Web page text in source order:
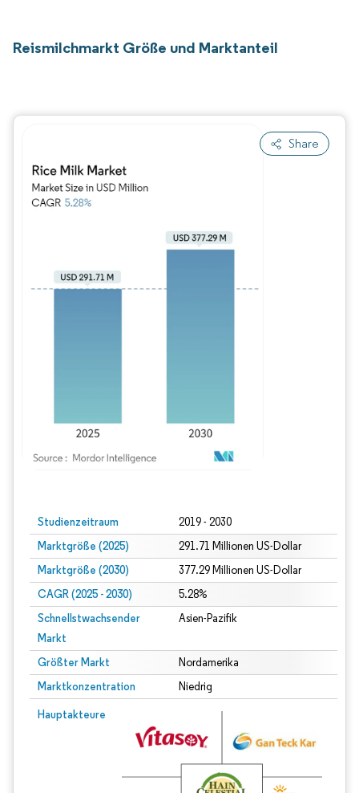
Reismilchmarkt Größe und Marktanteil
Share
Studienzeitraum 2019 - 2030
Marktgröße (2025) 291.71 Millionen US-Dollar
Marktgröße (2030) 377.29 Millionen US-Dollar
CAGR (2025 - 2030) 5.28%
Schnellstwachsender
Markt
Asien-Pazifik
Größter Markt Nordamerika
Marktkonzentration Niedrig
Hauptakteure